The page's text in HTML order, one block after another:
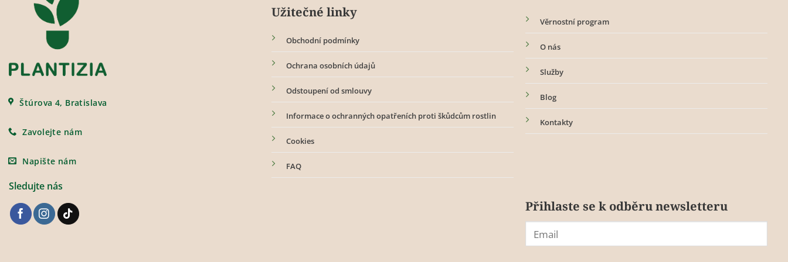
Štúrova 4, Bratislava
Zavolejte nám
Napište nám
Sledujte nás
Užitečné linky
Obchodní podmínky
Ochrana osobních údajů
Odstoupení od smlouvy
Informace o ochranných opatřeních proti škůdcům rostlin
Cookies
FAQ
Věrnostní program
O nás
Služby
Blog
Kontakty
Přihlaste se k odběru newsletteru